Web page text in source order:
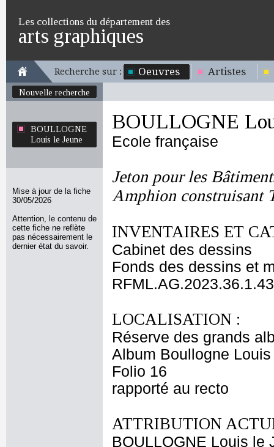
Les collections du département des
arts graphiques
Recherche sur : Oeuvres Artistes
Nouvelle recherche
BOULLOGNE
Louis le Jeune
Mise à jour de la fiche
30/05/2026
Attention, le contenu de
cette fiche ne reflète
pas nécessairement le
dernier état du savoir.
BOULLOGNE
Ecole française
Jeton pour les
Amphion construisant
INVENTAIRES ET
Cabinet des dessins
Fonds des dessins et
LOCALISATION :
Réserve des grands
Album Boullogne
Folio 16
rapporté au recto
ATTRIBUTION
BOULLOGNE Louis le